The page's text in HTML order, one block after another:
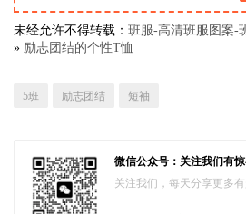
未经允许不得转载： 班服-高清班服图案-
» 励志团结的个性T恤
5班 励志团结 短袖
微信公众号：关注我们有
关注我们，每天分享更多